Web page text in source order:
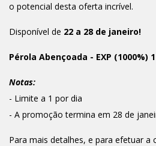
o potencial desta oferta incrível.
Disponível de 22 a 28 de janeiro!
Pérola Abençoada - EXP (1000%)
Notas:
- Limite a 1 por dia
- A promoção termina em 28 de
Para mais detalhes, e para efetuar a